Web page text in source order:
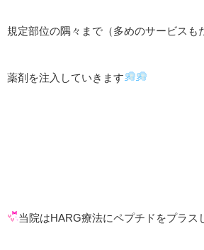
規定部位の隅々まで（多めのサービスも
薬剤を注入していきます
当院はHARG療法にペプチドをプラス